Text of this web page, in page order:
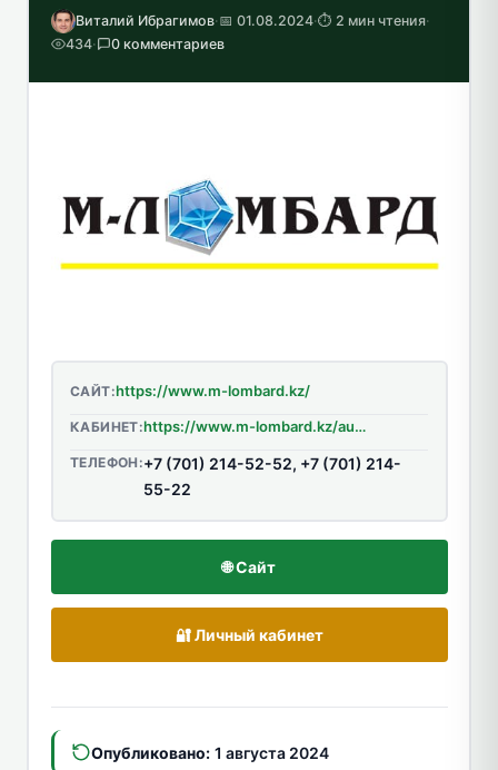
Виталий Ибрагимов·📅 01.08.2024·⏱️ 2 мин чтения·
434· 0 комментариев
САЙТ:https://www.m-lombard.kz/
КАБИНЕТ: https://www.m-lombard.kz/auth/signin
ТЕЛЕФОН:+7 (701) 214-52-52, +7 (701) 214-
55-22
🌐 Сайт
🔐 Личный кабинет
Опубликовано: 1 августа 2024